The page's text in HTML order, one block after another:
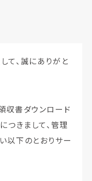
て、誠にありがと
収書ダウンロード
つきまして、管理
以下のとおりサー